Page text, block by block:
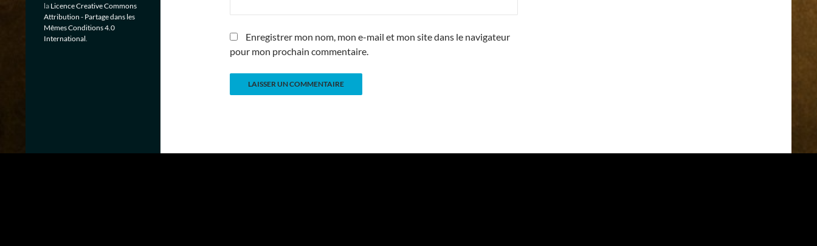
Enregistrer mon nom, mon e-mail et mon site dans le navigateur
pour mon prochain commentaire.
la Licence Creative Commons
Attribution - Partage dans les
Mêmes Conditions 4.0
International.